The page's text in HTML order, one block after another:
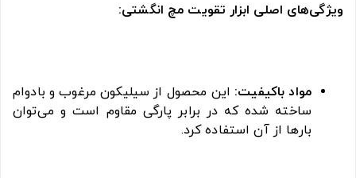
ویژگی‌های اصلی ابزار تقویت مچ انگشتی:
مواد باکیفیت: این محصول از سیلیکون مرغوب و بادوام
ساخته شده که در برابر پارگی مقاوم است و می‌توان
بارها از آن استفاده کرد.